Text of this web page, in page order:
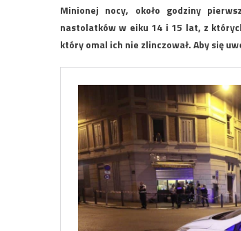
Minionej nocy, około godziny
nastolatków w eiku 14 i 15 lat, z
który omal ich nie zlinczował. Aby się